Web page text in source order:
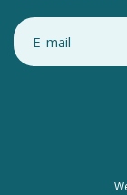
Email